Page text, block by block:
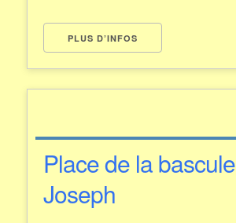
PLUS D’INFOS
Place de la
Joseph